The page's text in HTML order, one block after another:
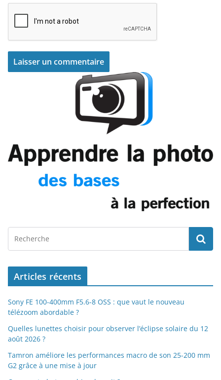
Articles récents
Sony FE 100-400mm F5.6-8 OSS : que vaut le nouveau
télézoom abordable ?
Quelles lunettes choisir pour observer l’éclipse solaire du 12
août 2026 ?
Tamron améliore les performances macro de son 25-200 mm
G2 grâce à une mise à jour